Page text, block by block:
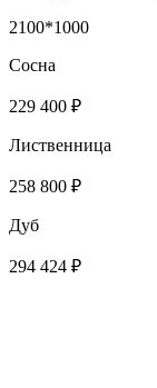
2100*1000
Сосна
229 400 ₽
Лиственница
258 800 ₽
Дуб
294 424 ₽